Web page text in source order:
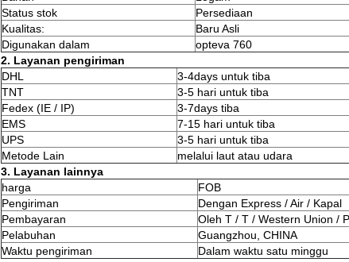
Status stok
Persediaan
Kualitas:
Baru Asli
Digunakan dalam
opteva 760
2. Layanan pengiriman
DHL
3-4days untuk tiba
TNT
3-5 hari untuk tiba
Fedex (IE / IP)
3-7days tiba
EMS
7-15 hari untuk tiba
UPS
3-5 hari untuk tiba
Metode Lain
melalui laut atau udara
3. Layanan lainnya
harga
FOB
Pengiriman
Dengan Express / Air / Kapal
Pembayaran
Oleh T / T / Western Union /
Pelabuhan
Guangzhou, CHINA
Waktu pengiriman
Dalam waktu satu minggu